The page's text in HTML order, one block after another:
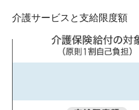
介護サービスと支給限度額